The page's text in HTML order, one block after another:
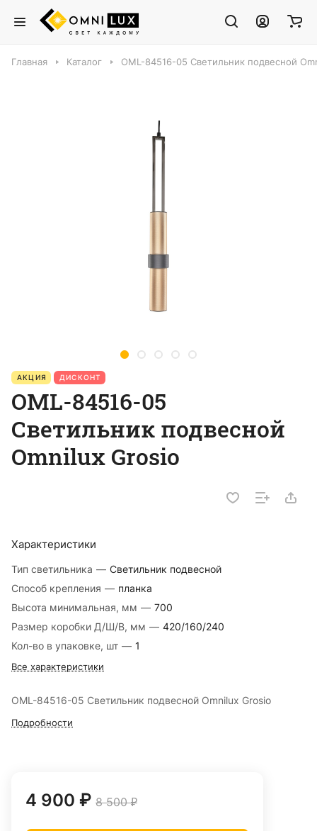
Главная Каталог OML-84516-05 Светильник подвесной
АКЦИЯ ДИСКОНТ
OML-84516-05
Светильник подвесной
Omnilux Grosio
Характеристики
Тип светильника — Светильник подвесной
Способ крепления — планка
Высота минимальная, мм — 700
Размер коробки Д/Ш/В, мм — 420/160/240
Кол-во в упаковке, шт — 1
Все характеристики
OML-84516-05 Светильник подвесной Omnilux Grosio
Подробности
4 900 ₽ 8 500 ₽